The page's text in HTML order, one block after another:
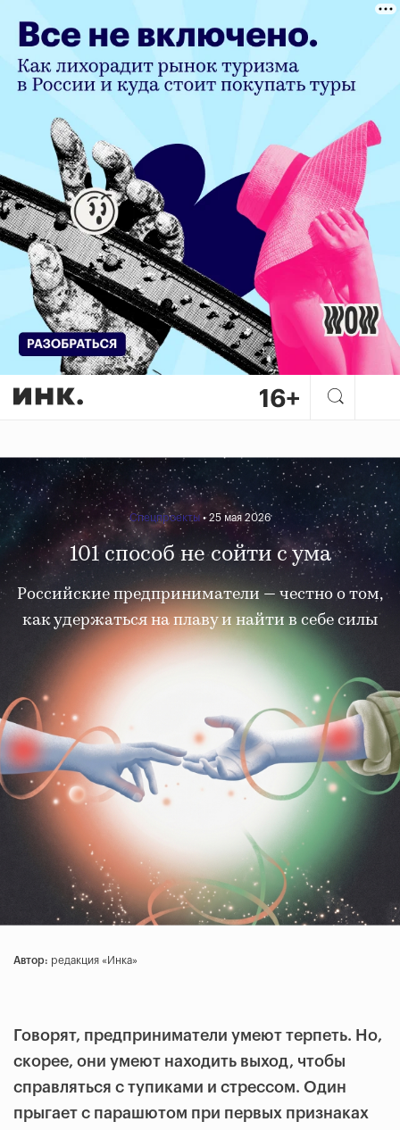
Спецпроекты • 25 мая 2026
101 способ не сойти с ума
Российские предприниматели — честно о том,
как удержаться на плаву и найти в себе силы
Автор: редакция «Инка»
Говорят, предприниматели умеют терпеть. Но,
скорее, они умеют находить выход, чтобы
справляться с тупиками и стрессом. Один
прыгает с парашютом при первых признаках